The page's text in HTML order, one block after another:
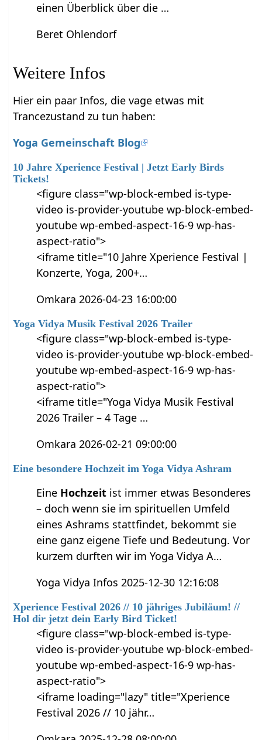
einen Überblick über die …
Beret Ohlendorf
Weitere Infos
Hier ein paar Infos, die vage etwas mit
Trancezustand zu tun haben:
Yoga Gemeinschaft Blog
10 Jahre Xperience Festival | Jetzt Early Birds
Tickets!
<figure class="wp-block-embed is-type-
video is-provider-youtube wp-block-embed-
youtube wp-embed-aspect-16-9 wp-has-
aspect-ratio">
<iframe title="10 Jahre Xperience Festival |
Konzerte, Yoga, 200+…
Omkara 2026-04-23 16:00:00
Yoga Vidya Musik Festival 2026 Trailer
<figure class="wp-block-embed is-type-
video is-provider-youtube wp-block-embed-
youtube wp-embed-aspect-16-9 wp-has-
aspect-ratio">
<iframe title="Yoga Vidya Musik Festival
2026 Trailer – 4 Tage …
Omkara 2026-02-21 09:00:00
Eine besondere Hochzeit im Yoga Vidya Ashram
Eine Hochzeit ist immer etwas Besonderes
– doch wenn sie im spirituellen Umfeld
eines Ashrams stattfindet, bekommt sie
eine ganz eigene Tiefe und Bedeutung. Vor
kurzem durften wir im Yoga Vidya A…
Yoga Vidya Infos 2025-12-30 12:16:08
Xperience Festival 2026 // 10 jähriges Jubiläum! //
Hol dir jetzt dein Early Bird Ticket!
<figure class="wp-block-embed is-type-
video is-provider-youtube wp-block-embed-
youtube wp-embed-aspect-16-9 wp-has-
aspect-ratio">
<iframe loading="lazy" title="Xperience
Festival 2026 // 10 jähr…